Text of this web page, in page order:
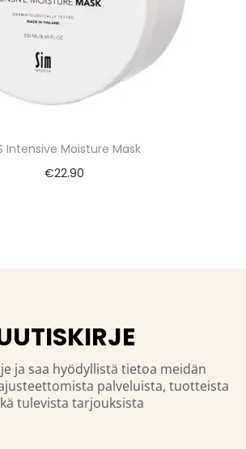
Intensive Moisture Mask
€22.90
ja saa hyödyllistä tietoa meidän
palveluista, tuotteista
tulevista tarjouksista